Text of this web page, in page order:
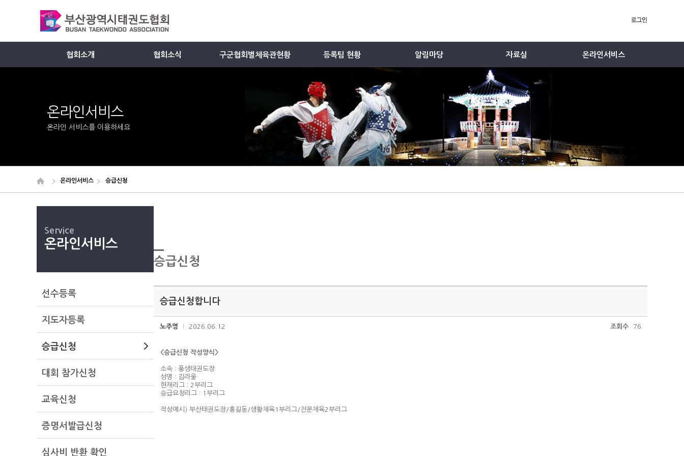
협회소개 협회소식 구군협회별체육관현황 등록팀 현황 알림마당 자료실 온라인서비스
온라인서비스
온라인 서비스를 이용하세요
온라인서비스 승급신청
Service
온라인서비스
선수등록
지도자등록
승급신청
대회 참가신청
교육신청
증명서발급신청
심사비 반환 확인
승급신청
승급신청합니다
노주영 2026.06.12 조회수 76
<승급신청 작성양식>
소속 : 풍생태권도장
성명 : 김라울
현재리그 : 2부리그
승급요청리그 : 1부리그
작성예시) 부산태권도장/홍길동/생활체육1부리그/전문체육2부리그